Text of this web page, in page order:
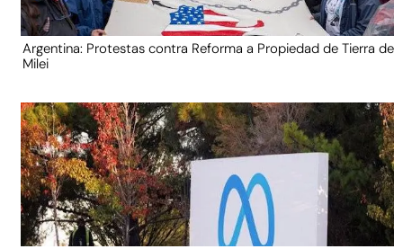
Argentina: Protestas contra Reforma a Propiedad de Tierra de
Milei